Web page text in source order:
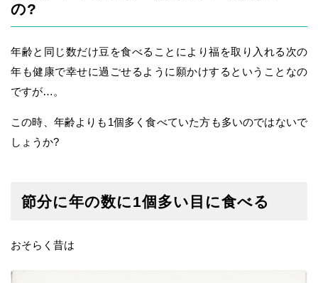
の?
年齢と同じ数だけ豆を食べることにより福を取り入れる次の
年も健康で幸せに過ごせるように願かけするということなの
ですが…。
この時、年齢よりも1個多く食べていた方も多いのではないで
しょうか?
節分に年の数に1個多い目に食べる
おそらく昔は